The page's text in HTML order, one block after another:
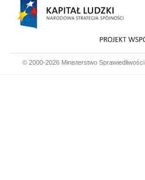
© 2000-2026 Ministerstwo Sprawiedliwości